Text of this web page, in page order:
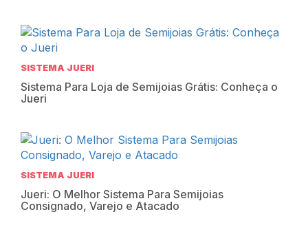
SISTEMA JUERI
Sistema Para Loja de Semijoias Grátis: Conheça o
Jueri
SISTEMA JUERI
Jueri: O Melhor Sistema Para Semijoias
Consignado, Varejo e Atacado